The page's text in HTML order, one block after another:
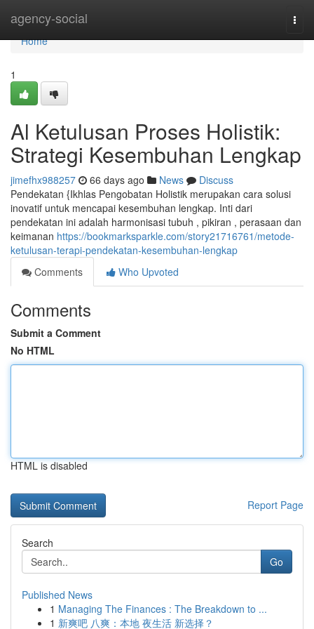
agency-social
Home
Home
1
Al Ketulusan Proses Holistik:
Strategi Kesembuhan Lengkap
jimefhx988257 66 days ago News
Discuss
Pendekatan {Ikhlas Pengobatan Holistik merupakan cara solusi
inovatif untuk mencapai kesembuhan lengkap. Inti dari
pendekatan ini adalah harmonisasi tubuh , pikiran , perasaan dan
keimanan https://bookmarksparkle.com/story21716761/metode-
ketulusan-terapi-pendekatan-kesembuhan-lengkap
Comments
Who Upvoted
Comments
Submit a Comment
No HTML
HTML is disabled
Report Page
Search
Go
Published News
1 Managing The Finances : The Breakdown to ...
1 新爽吧 八爽：本地 夜生活 新选择？